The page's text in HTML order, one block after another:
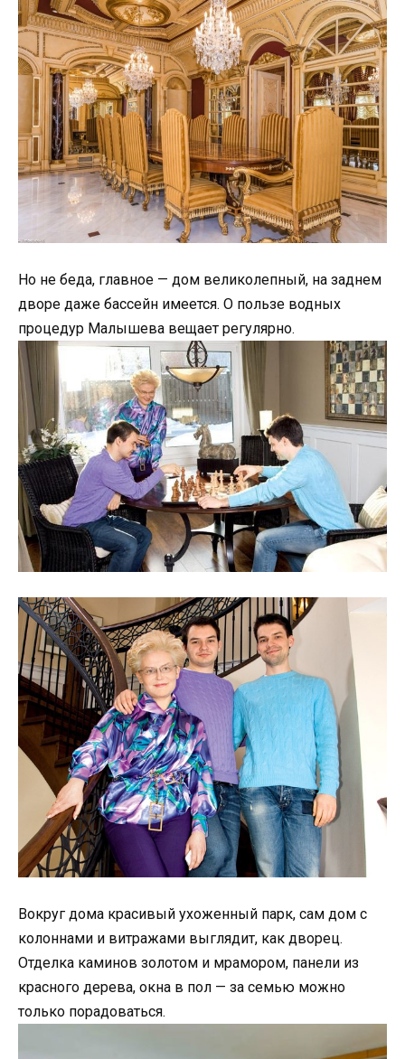
Но не беда, главное — дом великолепный, на заднем
дворе даже бассейн имеется. О пользе водных
процедур Малышева вещает регулярно.
Вокруг дома красивый ухоженный парк, сам дом с
колоннами и витражами выглядит, как дворец.
Отделка каминов золотом и мрамором, панели из
красного дерева, окна в пол — за семью можно
только порадоваться.